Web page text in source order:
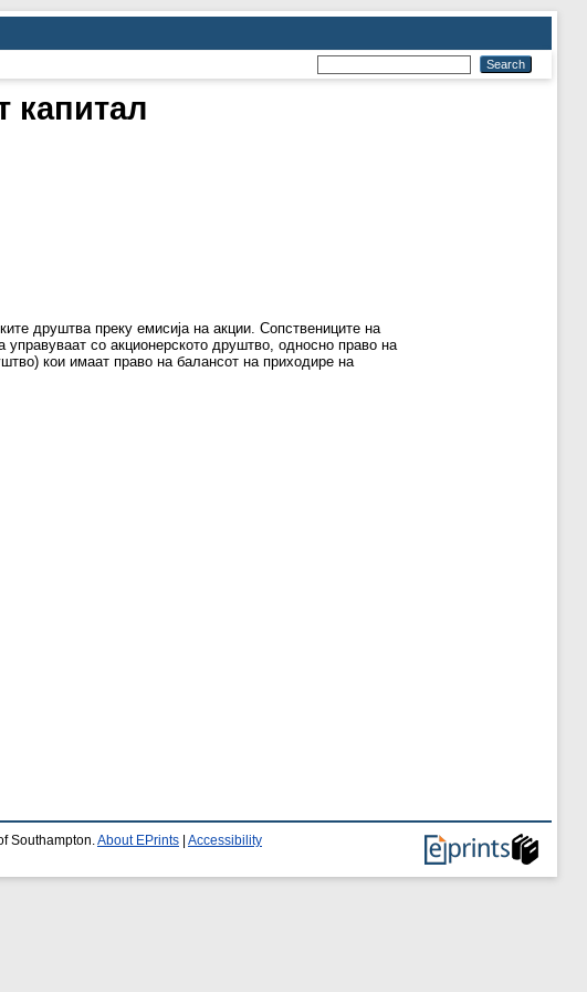
капитал
друштва преку емисија на акции. Сопствениците на
со акционерското друштво, односно право на
кои имаат право на балансот на приходире на
Southampton. About EPrints Accessibility